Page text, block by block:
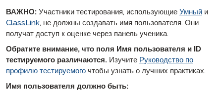
ВАЖНО: Участники тестирования, использующие Умный и
ClassLink, не должны создавать имя пользователя. Они
получат доступ к оценке через панель ученика.
Обратите внимание, что поля Имя пользователя и ID
тестируемого различаются. Изучите Руководство по
профилю тестируемого чтобы узнать о лучших практиках.
Имя пользователя должно быть: